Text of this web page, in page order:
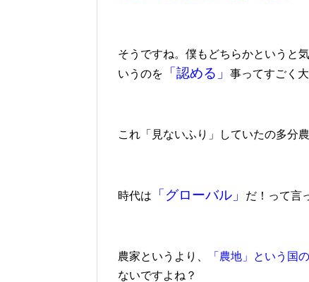
そうですね。僕もどちらかというと
いうのを
「認める」 事ってすごく
これ「見ないふり」していたの多分
時代は 「グローバル」 だ！って言
農家というより、 「農地」という国
ないですよね？